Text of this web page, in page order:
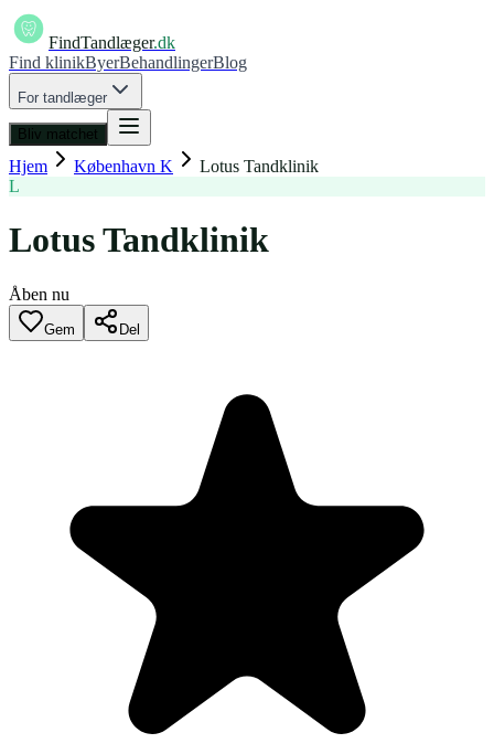
FindTandlæger.dk
Find klinikByerBehandlingerBlog
For tandlæger
Bliv matchet
Hjem København K
Lotus Tandklinik
L
Lotus Tandklinik
Åben nu
Gem Del